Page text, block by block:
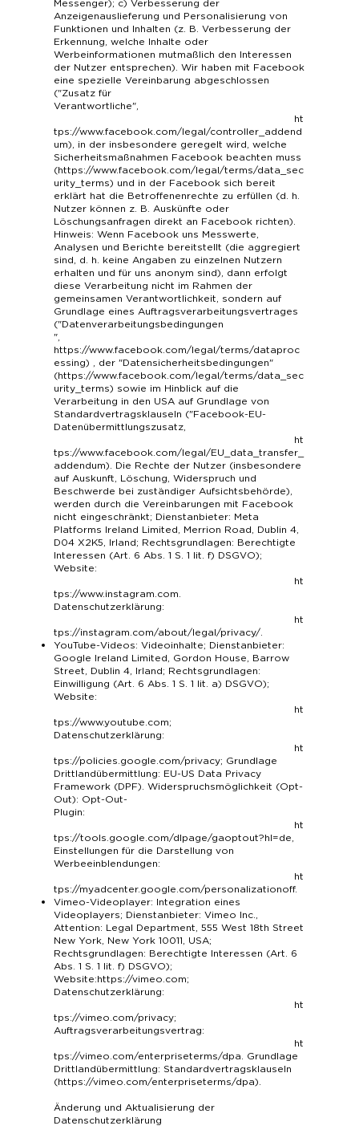
Messenger); c) Verbesserung der
Anzeigenauslieferung und Personalisierung von
Funktionen und Inhalten (z. B. Verbesserung der
Erkennung, welche Inhalte oder
Werbeinformationen mutmaßlich den Interessen
der Nutzer entsprechen). Wir haben mit Facebook
eine spezielle Vereinbarung abgeschlossen
("Zusatz für
Verantwortliche",
ht
tps://www.facebook.com/legal/controller_addend
um), in der insbesondere geregelt wird, welche
Sicherheitsmaßnahmen Facebook beachten muss
(https://www.facebook.com/legal/terms/data_sec
urity_terms) und in der Facebook sich bereit
erklärt hat die Betroffenenrechte zu erfüllen (d. h.
Nutzer können z. B. Auskünfte oder
Löschungsanfragen direkt an Facebook richten).
Hinweis: Wenn Facebook uns Messwerte,
Analysen und Berichte bereitstellt (die aggregiert
sind, d. h. keine Angaben zu einzelnen Nutzern
erhalten und für uns anonym sind), dann erfolgt
diese Verarbeitung nicht im Rahmen der
gemeinsamen Verantwortlichkeit, sondern auf
Grundlage eines Auftragsverarbeitungsvertrages
("Datenverarbeitungsbedingungen
",
https://www.facebook.com/legal/terms/dataproc
essing) , der "Datensicherheitsbedingungen"
(https://www.facebook.com/legal/terms/data_sec
urity_terms) sowie im Hinblick auf die
Verarbeitung in den USA auf Grundlage von
Standardvertragsklauseln ("Facebook-EU-
Datenübermittlungszusatz,
ht
tps://www.facebook.com/legal/EU_data_transfer_
addendum). Die Rechte der Nutzer (insbesondere
auf Auskunft, Löschung, Widerspruch und
Beschwerde bei zuständiger Aufsichtsbehörde),
werden durch die Vereinbarungen mit Facebook
nicht eingeschränkt; Dienstanbieter: Meta
Platforms Ireland Limited, Merrion Road, Dublin 4,
D04 X2K5, Irland; Rechtsgrundlagen: Berechtigte
Interessen (Art. 6 Abs. 1 S. 1 lit. f) DSGVO);
Website:
ht
tps://www.instagram.com
Datenschutzerklärung:
ht
tps://instagram.com/about/legal/privacy/
YouTube-Videos: Videoinhalte; Dienstanbieter:
Google Ireland Limited, Gordon House, Barrow
Street, Dublin 4, Irland; Rechtsgrundlagen:
Einwilligung (Art. 6 Abs. 1 S. 1 lit. a) DSGVO);
Website:
ht
tps://www.youtube.com;
Datenschutzerklärung:
ht
tps://policies.google.com/privacy; Grundlage
Drittlandübermittlung: EU-US Data Privacy
Framework (DPF). Widerspruchsmöglichkeit (Opt-
Out): Opt-Out-
Plugin:
ht
tps://tools.google.com/dlpage/gaoptout?hl=de
Einstellungen für die Darstellung von
Werbeeinblendungen:
ht
tps://myadcenter.google.com/personalizationoff.
Vimeo-Videoplayer: Integration eines
Videoplayers; Dienstanbieter: Vimeo Inc.,
Attention: Legal Department, 555 West 18th Street
New York, New York 10011, USA;
Rechtsgrundlagen: Berechtigte Interessen (Art. 6
Abs. 1 S. 1 lit. f) DSGVO);
Website:https://vimeo.com;
Datenschutzerklärung:
ht
tps://vimeo.com/privacy;
Auftragsverarbeitungsvertrag:
ht
tps://vimeo.com/enterpriseterms/dpa . Grundlage
Drittlandübermittlung: Standardvertragsklauseln
(https://vimeo.com/enterpriseterms/dpa).
Änderung und Aktualisierung der
Datenschutzerklärung